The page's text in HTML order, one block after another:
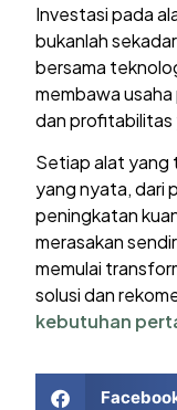
Investasi pada
bukanlah
bersama
membawa
dan profitabilitas
Setiap alat yang
yang nyata, dari
peningkatan
merasakan
memulai
solusi dan
kebutuhan